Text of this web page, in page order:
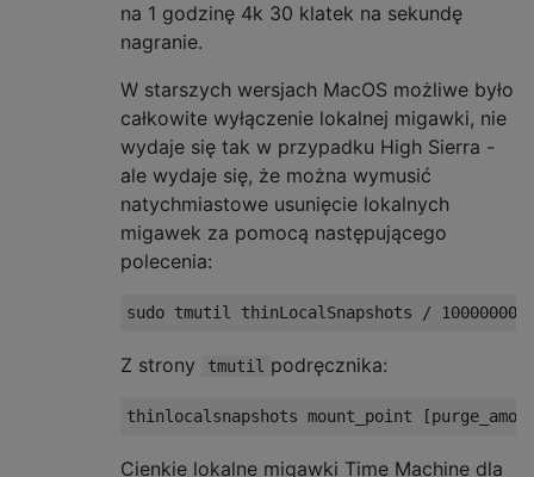
na 1 godzinę 4k 30 klatek na sekundę
nagranie.
W starszych wersjach MacOS możliwe było
całkowite wyłączenie lokalnej migawki, nie
wydaje się tak w przypadku High Sierra -
ale wydaje się, że można wymusić
natychmiastowe usunięcie lokalnych
migawek za pomocą następującego
polecenia:
Z strony tmutil podręcznika:
Cienkie lokalne migawki Time Machine dla